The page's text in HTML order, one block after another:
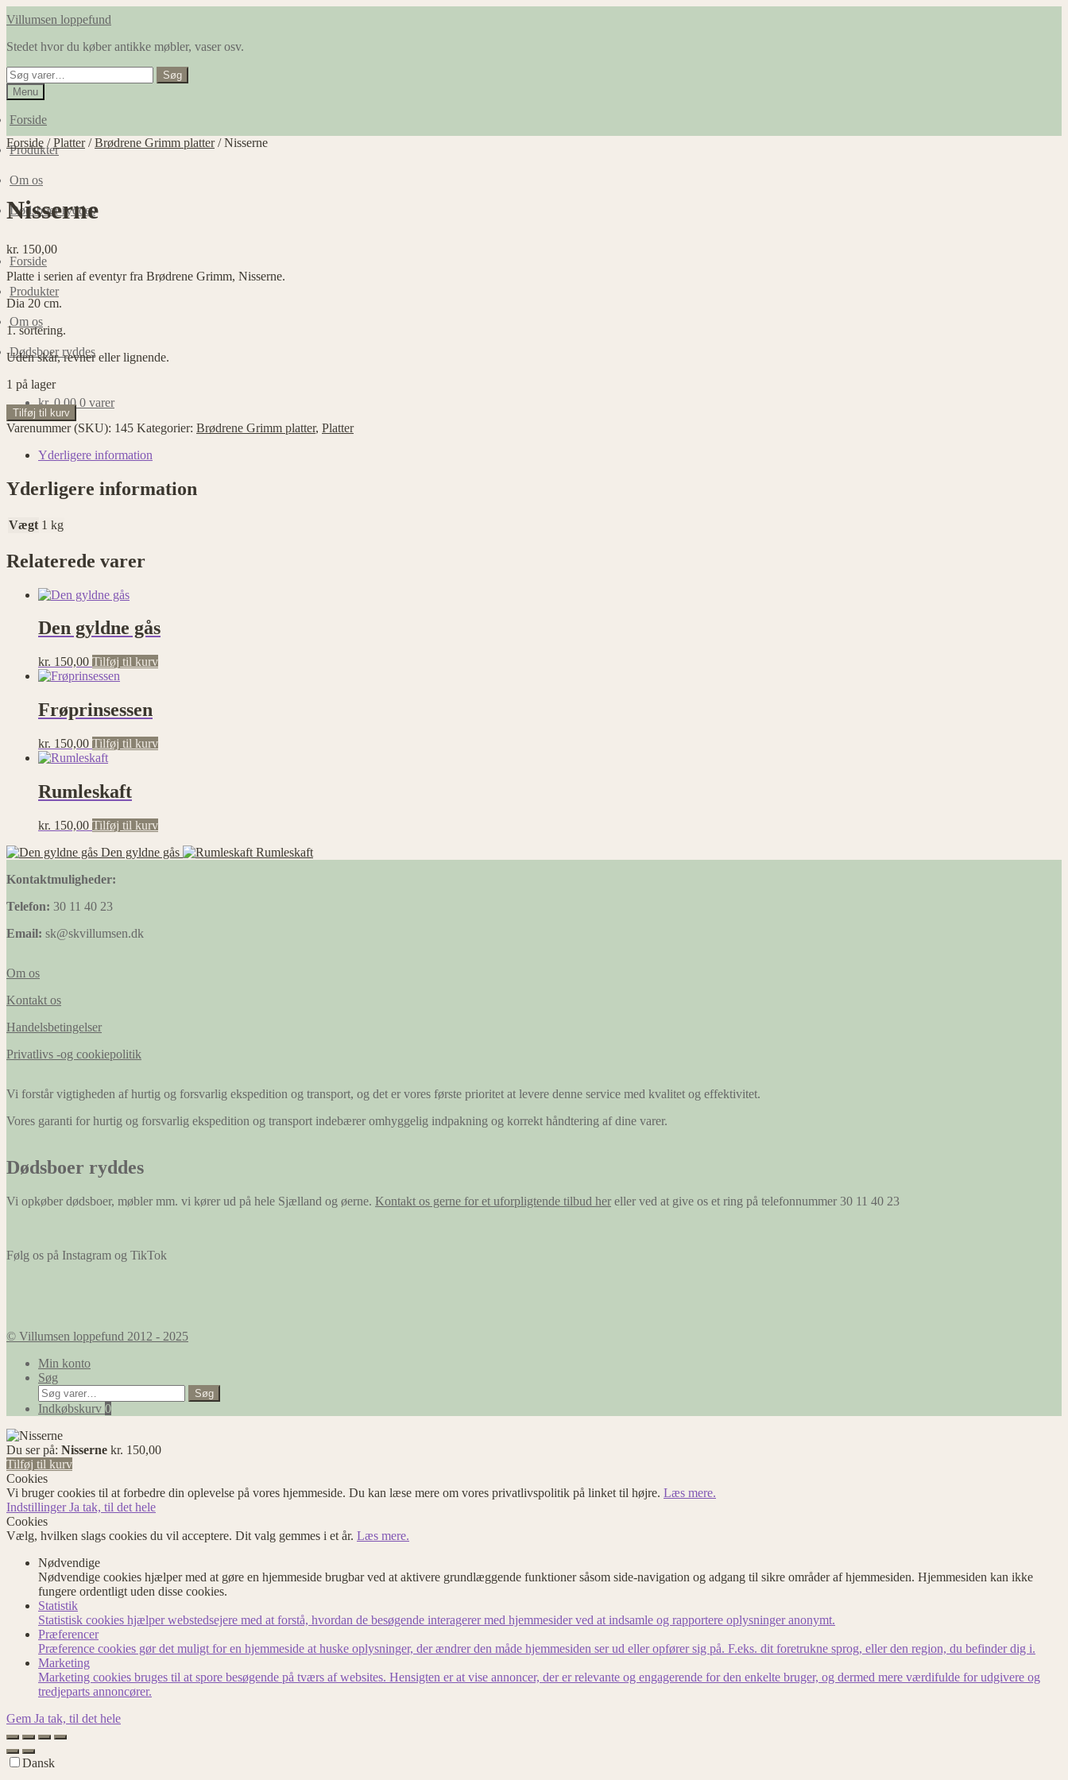
Spring
navigation
Spring
indhold
Villumsen loppefund
Stedet hvor du køber antikke møbler, vaser osv.
Søg
efter:
Søg
Menu
Forside
Produkter
Om os
Dødsboer ryddes
Forside
Produkter
Om os
Dødsboer ryddes
kr.0,00 0 varer
Forside /Platter/Brødrene Grimm platter/Nisserne
Nisserne
kr. 150,00
Platte i serien af eventyr fra Brødrene Grimm, Nisserne.
Dia 20 cm.
1. sortering.
Uden skår, revner eller lignende.
1 på lager
Nisserne
antal
Tilføj til kurv
Varenummer (SKU): 145 Kategorier: Brødrene Grimm platter, Platter
Yderligere information
Yderligere information
Vægt 1 kg
Relaterede varer
Den gyldne gås
kr. 150,00 Tilføj til kurv
Frøprinsessen
kr. 150,00 Tilføj til kurv
Rumleskaft
kr. 150,00 Tilføj til kurv
Den gyldne gås
Rumleskaft
Kontaktmuligheder:
Telefon: 30 11 40 23
Email: sk@skvillumsen.dk
Om os
Kontakt os
Handelsbetingelser
Privatlivs -og cookiepolitik
Vi forstår vigtigheden af hurtig og forsvarlig ekspedition og transport, og det er vores første prioritet at levere denne service med kvalitet og effektivitet.
Vores garanti for hurtig og forsvarlig ekspedition og transport indebærer omhyggelig indpakning og korrekt håndtering af dine varer.
Dødsboer ryddes
Vi opkøber dødsboer, møbler mm. vi kører ud på hele Sjælland og øerne. Kontakt os gerne for et uforpligtende tilbud her eller ved at give os et ring på telefonnummer 30 11 40 23
Følg os på Instagram og TikTok
© Villumsen loppefund 2012 - 2025
Min konto
Søg
Søg
efter:
Søg
Indkøbskurv 0
Du ser på: Nisserne kr. 150,00
Tilføj til kurv
Cookies
Vi bruger cookies til at forbedre din oplevelse på vores hjemmeside. Du kan læse mere om vores privatlivspolitik på linket til højre. Læs mere.
IndstillingerJa tak, til det hele
Cookies
Vælg, hvilken slags cookies du vil acceptere. Dit valg gemmes i et år. Læs mere.
Nødvendige
Nødvendige cookies hjælper med at gøre en hjemmeside brugbar ved at aktivere grundlæggende funktioner såsom side-navigation og adgang til sikre områder af hjemmesiden. Hjemmesiden kan ikke
fungere ordentligt uden disse cookies.
Statistik
Statistisk cookies hjælper webstedsejere med at forstå, hvordan de besøgende interagerer med hjemmesider ved at indsamle og rapportere oplysninger anonymt.
Præferencer
Præference cookies gør det muligt for en hjemmeside at huske oplysninger, der ændrer den måde hjemmesiden ser ud eller opfører sig på. F.eks. dit foretrukne sprog, eller den region, du befinder dig i.
Marketing
Marketing cookies bruges til at spore besøgende på tværs af websites. Hensigten er at vise annoncer, der er relevante og engagerende for den enkelte bruger, og dermed mere værdifulde for udgivere og
tredjeparts annoncører.
Gem Ja tak, til det hele
Dansk